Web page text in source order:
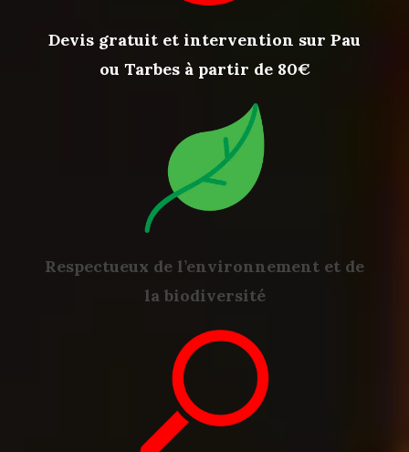
Devis gratuit et intervention sur Pau
ou Tarbes à partir de 80€
Respectueux de l’environnement et de
la biodiversité